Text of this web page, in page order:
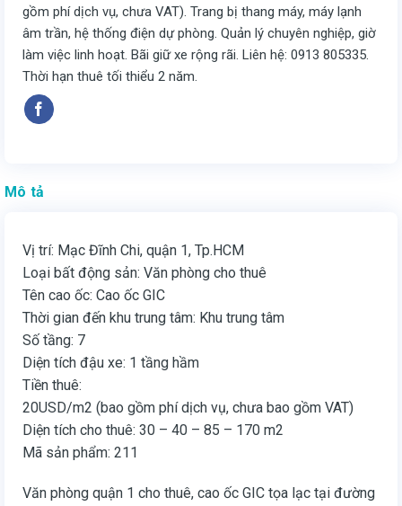
gồm phí dịch vụ, chưa VAT). Trang bị thang máy, máy lạnh
âm trần, hệ thống điện dự phòng. Quản lý chuyên nghiệp, giờ
làm việc linh hoạt. Bãi giữ xe rộng rãi. Liên hệ: 0913 805335.
Thời hạn thuê tối thiểu 2 năm.
Mô tả
Vị trí: Mạc Đĩnh Chi, quận 1, Tp.HCM
Loại bất động sản: Văn phòng cho thuê
Tên cao ốc: Cao ốc GIC
Thời gian đến khu trung tâm: Khu trung tâm
Số tầng: 7
Diện tích đậu xe: 1 tầng hầm
Tiền thuê:
20USD/m2 (bao gồm phí dịch vụ, chưa bao gồm VAT)
Diện tích cho thuê: 30 – 40 – 85 – 170 m2
Mã sản phẩm: 211
Văn phòng quận 1 cho thuê, cao ốc GIC tọa lạc tại đường